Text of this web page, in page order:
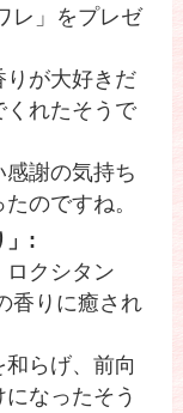
レ」をプレゼ
りが大好きだ
くれたそうで
謝の気持ち
のですね。
」:
ロクシタン
香りに癒され
らげ、前向
なったそう